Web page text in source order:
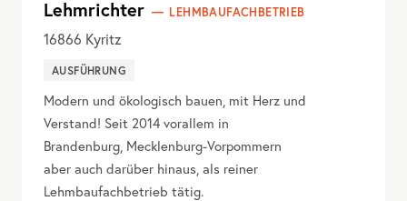
Lehmrichter LEHMBAUFACHBETRIEB
16866 Kyritz
AUSFÜHRUNG
Modern und ökologisch bauen, mit Herz und
Verstand! Seit 2014 vorallem in
Brandenburg, Mecklenburg-Vorpommern
aber auch darüber hinaus, als reiner
Lehmbaufachbetrieb tätig.